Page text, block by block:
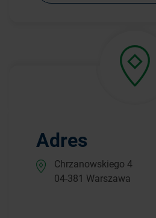
Adres
Chrzanowskiego 4
04-381 Warszawa